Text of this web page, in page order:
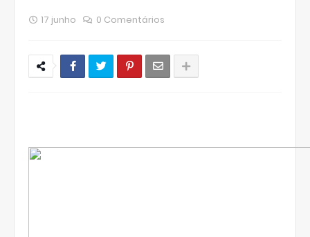
17 junho 0 Comentários